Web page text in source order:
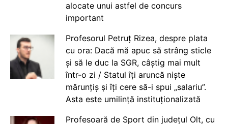
alocate unui astfel de concurs
important
Profesorul Petruț Rizea, despre plata
cu ora: Dacă mă apuc să strâng sticle
și să le duc la SGR, câștig mai mult
într-o zi / Statul îți aruncă niște
mărunțiș și îți cere să-i spui „salariu”.
Asta este umilință instituționalizată
Profesoară de Sport din județul Olt, cu